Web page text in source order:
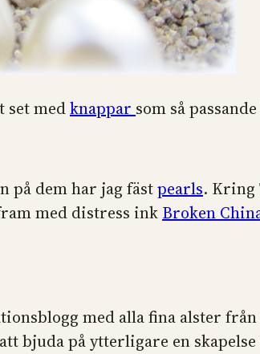
set medknappar som så
på dem har jag fästpearls. Kring
med distress ink Broken
med alla fina alster
bjuda på ytterligare en